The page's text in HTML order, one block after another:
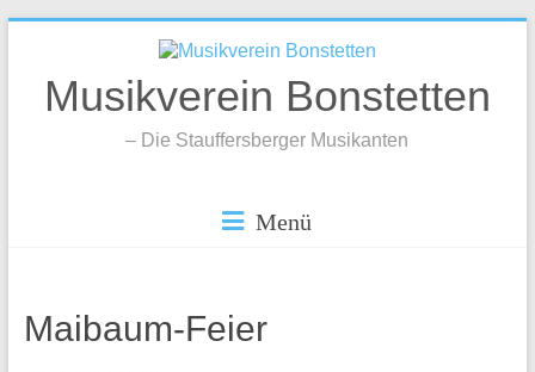
springenMusikverein Bonstetten
– Die Stauffersberger Musikanten
Menü
Maibaum-Feier